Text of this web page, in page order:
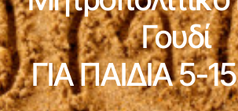
Γουδί
ΓΙΑ ΠΑΙΔΙΑ 5-